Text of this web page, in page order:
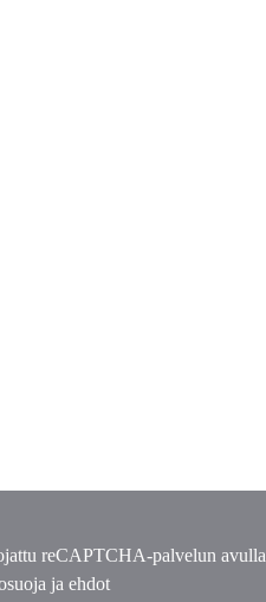
reCAPTCHA-palvelun avulla
ja ehdot